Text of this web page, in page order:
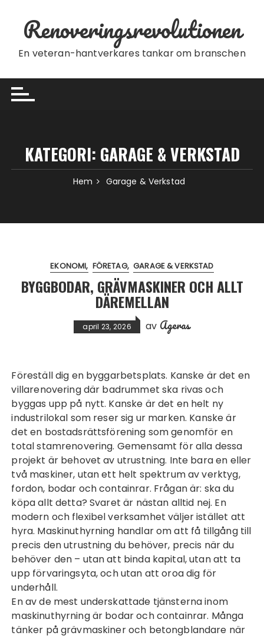
Renoveringsrevolutionen
En veteran-hantverkares tankar om branschen
KATEGORI: GARAGE & VERKSTAD
Hem Garage & Verkstad
EKONOMI FÖRETAG GARAGE & VERKSTAD
BYGGBODAR, GRÄVMASKINER OCH ALLT
DÄREMELLAN
april 23, 2026 av Ageras
Föreställ dig en byggarbetsplats. Kanske är det en
villarenovering där badrummet ska rivas och
byggas upp på nytt. Kanske är det en helt ny
industrilokal som reser sig ur marken. Kanske är
det en bostadsrättsförening som genomför en
total stamrenovering. Gemensamt för alla dessa
projekt är behovet av utrustning. Inte bara en eller
två maskiner, utan ett helt spektrum av verktyg,
fordon, bodar och containrar. Frågan är: ska du
köpa allt detta? Svaret är nästan alltid nej. En
modern och flexibel verksamhet väljer istället att
hyra. Maskinuthyrning handlar om att få tillgång till
precis den utrustning du behöver, precis när du
behöver den – utan att binda kapital, utan att ta
upp förvaringsyta, och utan att oroa dig för
underhåll.
En av de mest underskattade tjänsterna inom
maskinuthyrning är bodar och containrar. Många
tänker på grävmaskiner och betongblandare när